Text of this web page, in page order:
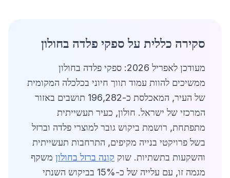
סקירה כללית על ספקי פלדה בחולון
מעודכן לאפריל 2026: ספקי פלדה בחולון
ממשיכים להוות עמוד תווך חיוני בכלכלה המקומית
של העיר, המאכלסת כ-196,282 תושבים באזור
המרכזי של ישראל. חולון, כעיר תעשייתית
מתפתחת, רושמת ביקוש גובר למוצרי פלדה וברזל
בשל פרויקטי בנייה מקיפים, התרחבות תעשייתית
והשקעות בתשתיות. שוק קונה ברזל בחולון משקף
מגמה זו, עם עלייה של כ-15% בביקוש השנתי